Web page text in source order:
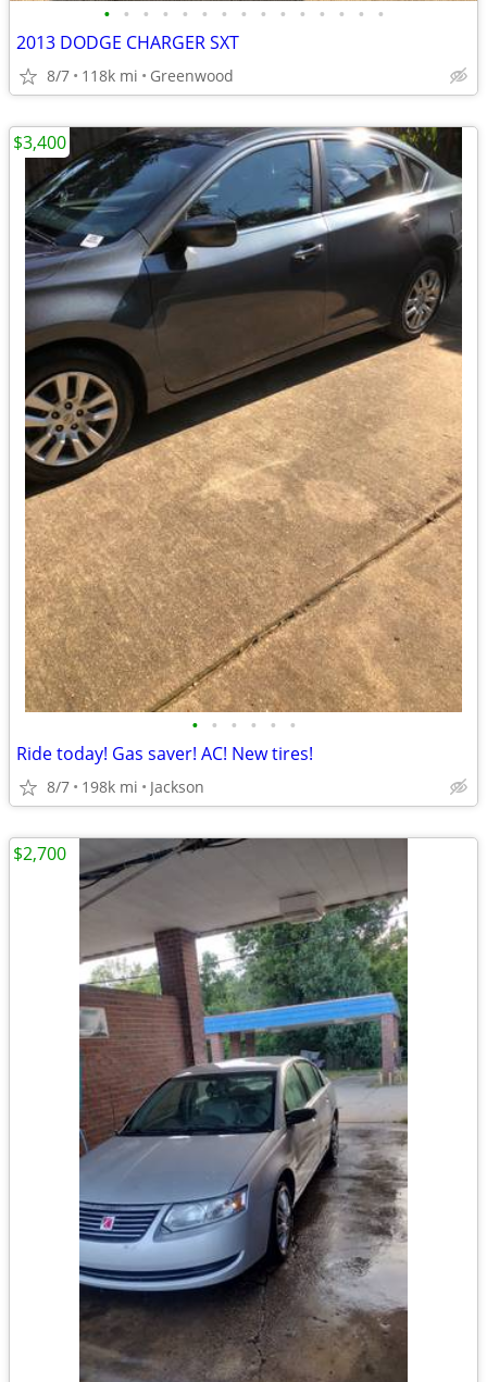
• • • • • • • • • • • • • • •
2013 DODGE CHARGER SXT
8/7 118k mi Greenwood
• • • • • •
Ride today! Gas saver! AC! New tires!
8/7 198k mi Jackson
$3,400
$2,700